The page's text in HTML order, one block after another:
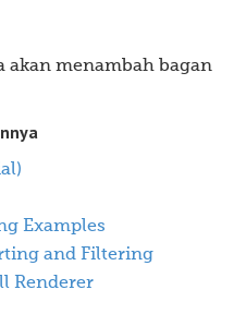
akan menambah bagan
Examples
and Filtering
Renderer